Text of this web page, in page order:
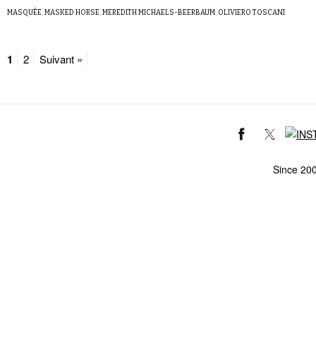
MASQUÉE,MASKED HORSE,MEREDITH MICHAELS-BEERBAUM, OLIVIERO TOSCANI
1 2 Suivant »
Since